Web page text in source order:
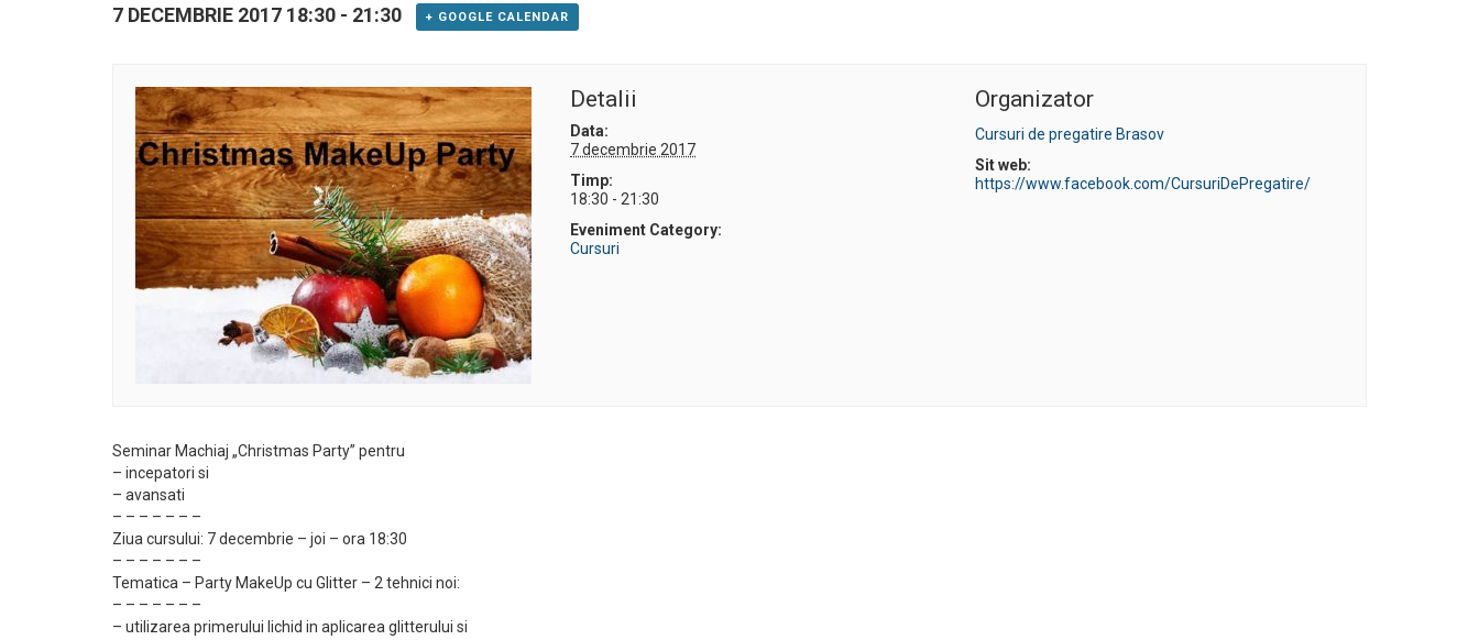
7 DECEMBRIE 2017 18:30 - 21:30 + GOOGLE CALENDAR
Detalii
Data:
7 decembrie 2017
Timp:
18:30 - 21:30
Eveniment Category:
Cursuri
Organizator
Cursuri de pregatire Brasov
Sit web:
https://www.facebook.com/CursuriDePregatire/
Seminar Machiaj „Christmas Party” pentru
– incepatori si
– avansati
– – – – – – –
Ziua cursului: 7 decembrie – joi – ora 18:30
– – – – – – –
Tematica – Party MakeUp cu Glitter – 2 tehnici noi:
– – – – – – –
– utilizarea primerului lichid in aplicarea glitterului si